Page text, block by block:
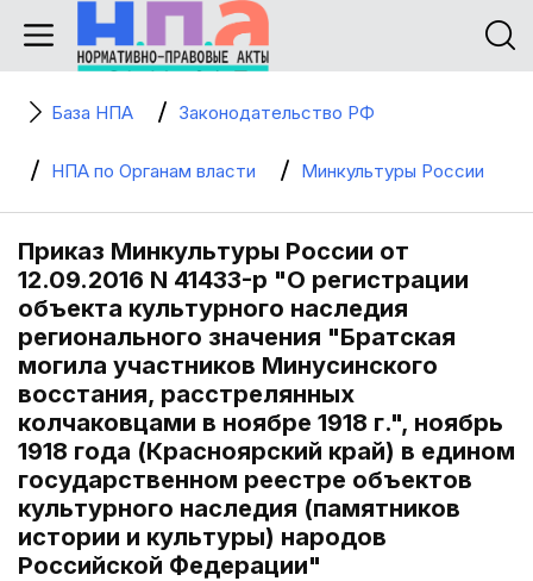
База НПА Законодательство РФ
НПА по Органам власти Минкультуры России
Приказ Минкультуры России от
12.09.2016 N 41433-р "О регистрации
объекта культурного наследия
регионального значения "Братская
могила участников Минусинского
восстания, расстрелянных
колчаковцами в ноябре 1918 г.", ноябрь
1918 года (Красноярский край) в едином
государственном реестре объектов
культурного наследия (памятников
истории и культуры) народов
Российской Федерации"